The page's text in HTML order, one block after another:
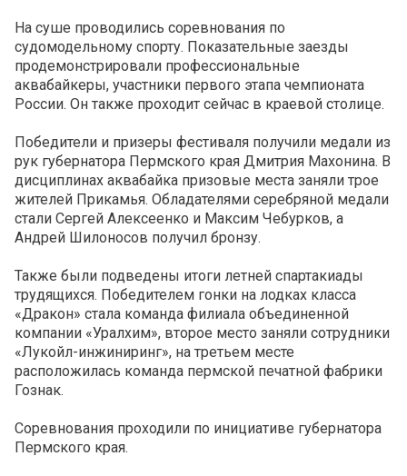
На суше проводились соревнования по
судомодельному спорту. Показательные заезды
продемонстрировали профессиональные
аквабайкеры, участники первого этапа чемпионата
России. Он также проходит сейчас в краевой столице.
Победители и призеры фестиваля получили медали из
рук губернатора Пермского края Дмитрия Махонина. В
дисциплинах аквабайка призовые места заняли трое
жителей Прикамья. Обладателями серебряной медали
стали Сергей Алексеенко и Максим Чебурков, а
Андрей Шилоносов получил бронзу.
Также были подведены итоги летней спартакиады
трудящихся. Победителем гонки на лодках класса
«Дракон» стала команда филиала объединенной
компании «Уралхим», второе место заняли сотрудники
«Лукойл-инжиниринг», на третьем месте
расположилась команда пермской печатной фабрики
Гознак.
Соревнования проходили по инициативе губернатора
Пермского края.